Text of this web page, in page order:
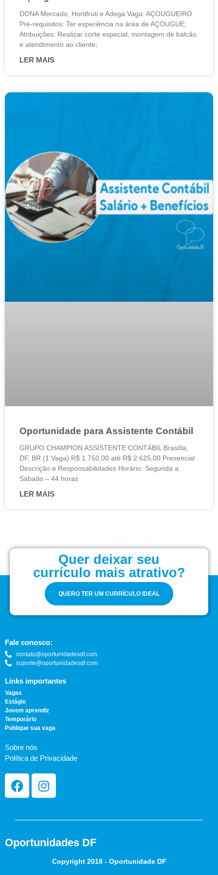
DONA Mercado, Hortifruti e Adega Vaga: AÇOUGUEIRO
Pré-requisitos: Ter experiência na área de AÇOUGUE;
Atribuições: Realizar corte especial, montagem de balcão
e atendimento ao cliente;
LER MAIS
Oportunidade para Assistente Contábil
GRUPO CHAMPION ASSISTENTE CONTÁBIL Brasília,
DF, BR (1 Vaga) R$ 1.750,00 até R$ 2.625,00 Presencial
Descrição e Responsabilidades Horário: Segunda a
Sábado – 44 horas
LER MAIS
Quer deixar seu
currículo mais atrativo?
QUERO TER UM CURRÍCULO IDEAL
Fale conosco:
contato@oportunidadesdf.com
suporte@oportunidadesdf.com
Links importantes
Vagas
Estágio
Jovem aprendiz
Temporário
Publique sua vaga
Sobre nós
Política de Privacidade
Oportunidades DF
Copyright 2018 - Oportunidade DF